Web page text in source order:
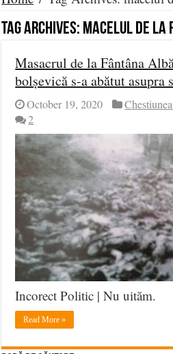
Tag Archives: macelul de la
Masacrul de la Fântâna
bolșevică s-a abătut asupra
October 19, 2020
2
Incorect Politic | Nu uităm.
Read More »